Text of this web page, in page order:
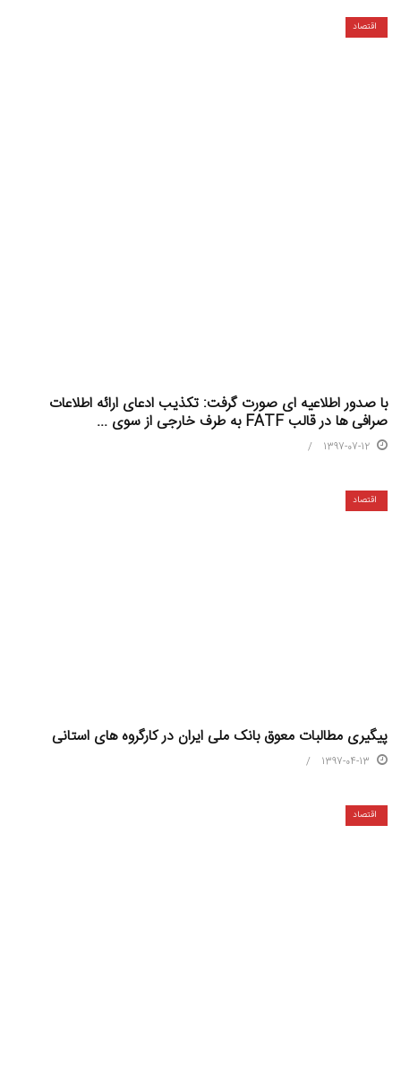
اقتصاد
با صدور اطلاعیه ای صورت گرفت: تکذیب ادعای ارائه اطلاعات
صرافی ها در قالب FATF به طرف خارجی از سوی ...
1397-07-12
اقتصاد
پیگیری مطالبات معوق بانک ملی ایران در کارگروه های استانی
1397-04-13
اقتصاد